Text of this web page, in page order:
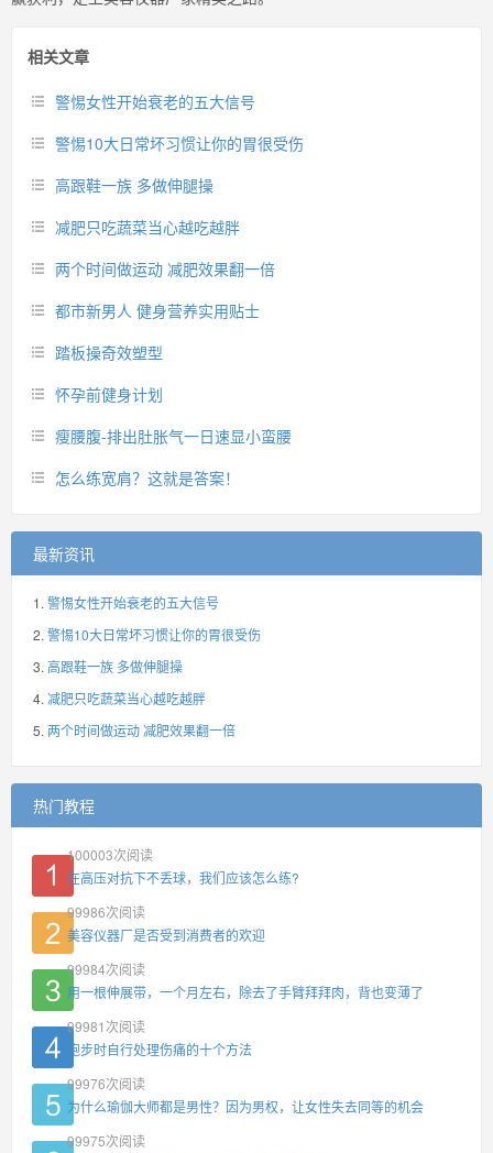
相关文章
警惕女性开始衰老的五大信号
警惕10大日常坏习惯让你的胃很受伤
高跟鞋一族 多做伸腿操
减肥只吃蔬菜当心越吃越胖
两个时间做运动 减肥效果翻一倍
都市新男人 健身营养实用贴士
踏板操奇效塑型
怀孕前健身计划
瘦腰腹-排出肚胀气一日速显小蛮腰
怎么练宽肩？这就是答案！
最新资讯
警惕女性开始衰老的五大信号
警惕10大日常坏习惯让你的胃很受伤
高跟鞋一族 多做伸腿操
减肥只吃蔬菜当心越吃越胖
两个时间做运动 减肥效果翻一倍
热门教程
100003次阅读
在高压对抗下不丢球，我们应该怎么练?
99986次阅读
美容仪器厂是否受到消费者的欢迎
99984次阅读
用一根伸展带，一个月左右，除去了手臂拜拜肉，背也变薄了
99981 次阅读
跑步时自行处理伤痛的十个方法
99976次阅读
为什么瑜伽大师都是男性？因为男权，让女性失去同等的机会
99975次阅读